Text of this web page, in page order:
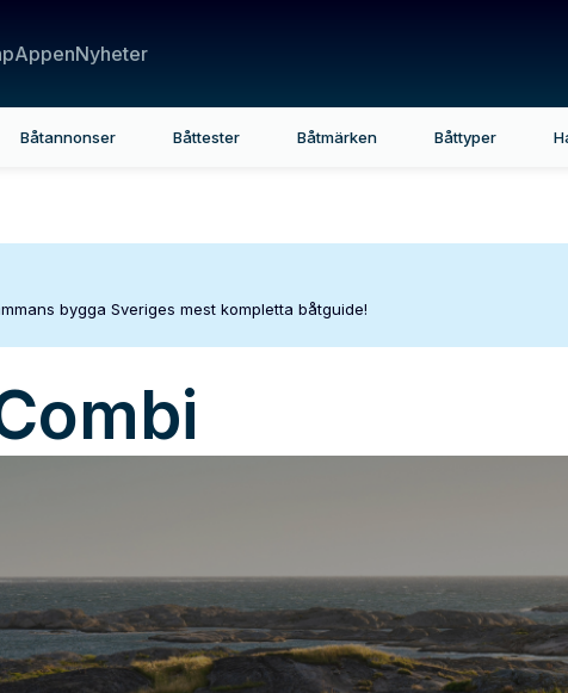
AppenNyheter
Båtannonser Båttester Båtmärken Båttyper
bygga Sveriges mest kompletta båtguide!